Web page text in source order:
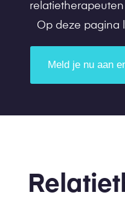
Op deze pagina
Meld je nu aan